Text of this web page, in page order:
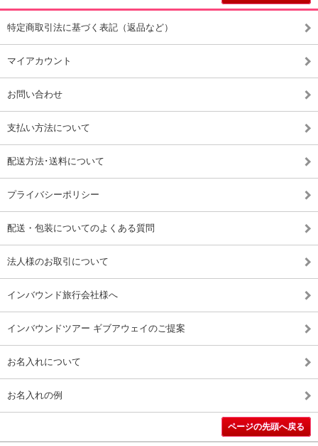
特定商取引法に基づく表記（返品など）
マイアカウント
お問い合わせ
支払い方法について
配送方法･送料について
プライバシーポリシー
配送・包装についてのよくある質問
法人様のお取引について
インバウンド旅行会社様へ
インバウンドツアー ギブアウェイのご提案
お名入れについて
お名入れの例
ページの先頭へ戻る